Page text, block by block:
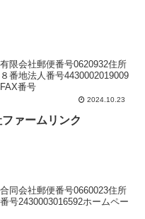
限会社郵便番号0620932住所
番地法人番号4430002019009
番号
2024.10.23
ァームリンク
同会社郵便番号0660023住所
号2430003016592ホームペー